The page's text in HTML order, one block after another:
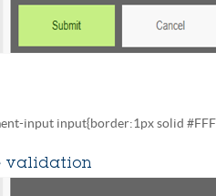
input input{border:1px solid
validation